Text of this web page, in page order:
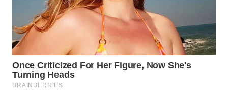
WN
PRIANGAN
WN
SEMARANG